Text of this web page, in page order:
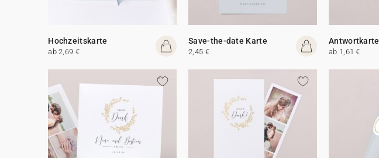
Hochzeitskarte
ab 2,69 €
Save-the-date Karte
2,45 €
Antwortkarte
ab 1,61 €